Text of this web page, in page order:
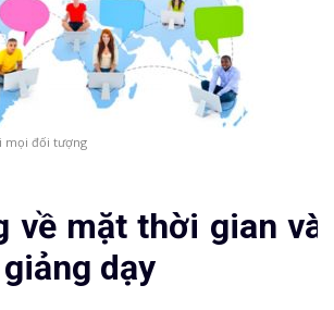
mọi đối tượng
về mặt thời gian và
dạy